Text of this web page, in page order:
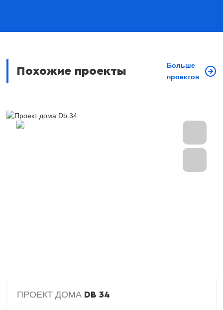
Похожие проекты
Больше
проектов
ПРОЕКТ ДОМА DB 34